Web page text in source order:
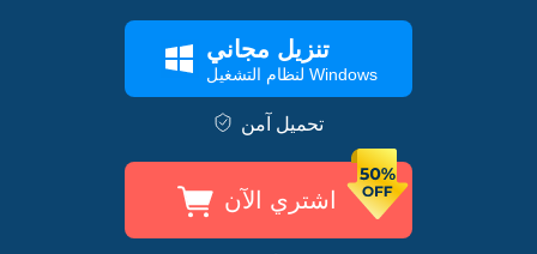
تنزيل مجاني
لنظام التشغيل Windows
تحميل آمن
اشتري الآن